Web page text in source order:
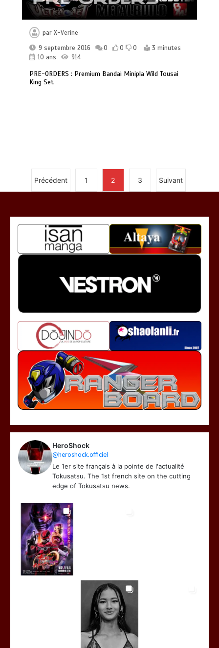
parX-Verine
9 septembre 2016
0 0 0
3 minutes
10 ans
914
PRE-ORDERS : Premium Bandai Minipla Wild Tousai
King Set
Précédent 1 2 3 Suivant
HeroShock
@heroshock.officiel
Le 1er site français à la pointe de l'actualité
Tokusatsu. The 1st french site on the cutting
edge of Tokusatsu news.